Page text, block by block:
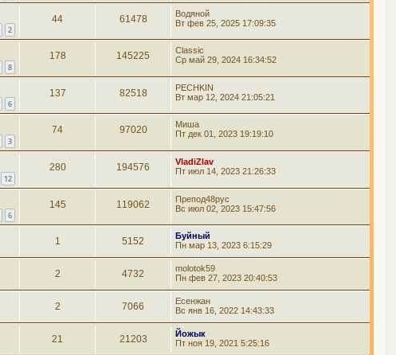
2
44 61478
Водяной
Вт фев 25, 2025 17:09:35
8
178 145225
Classic
Ср май 29, 2024 16:34:52
6
137 82518
PECHKIN
Вт мар 12, 2024 21:05:21
3
74 97020
Миша
Пт дек 01, 2023 19:19:10
12
280 194576
VladiZlav
Пт июл 14, 2023 21:26:33
6
145 119062
Препод48рус
Вс июл 02, 2023 15:47:56
1 5152
Буйный
Пн мар 13, 2023 6:15:29
2 4732
molotok59
Пн фев 27, 2023 20:40:53
2 7066
Есенжан
Вс янв 16, 2022 14:43:33
21 21203
Йожык
Пт ноя 19, 2021 5:25:16